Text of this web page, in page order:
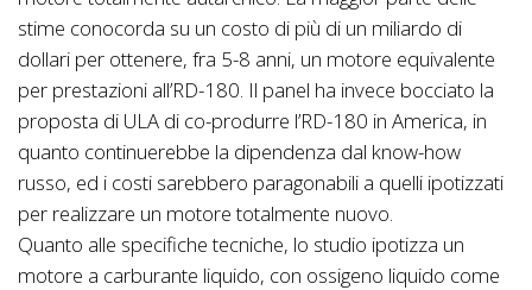
stime conocorda su un costo di più di un miliardo di
dollari per ottenere, fra 5-8 anni, un motore equivalente
per prestazioni all’RD-180. Il panel ha invece bocciato la
proposta di ULA di co-produrre l’RD-180 in America, in
quanto continuerebbe la dipendenza dal know-how
russo, ed i costi sarebbero paragonabili a quelli ipotizzati
per realizzare un motore totalmente nuovo.
Quanto alle specifiche tecniche, lo studio ipotizza un
motore a carburante liquido, con ossigeno liquido come